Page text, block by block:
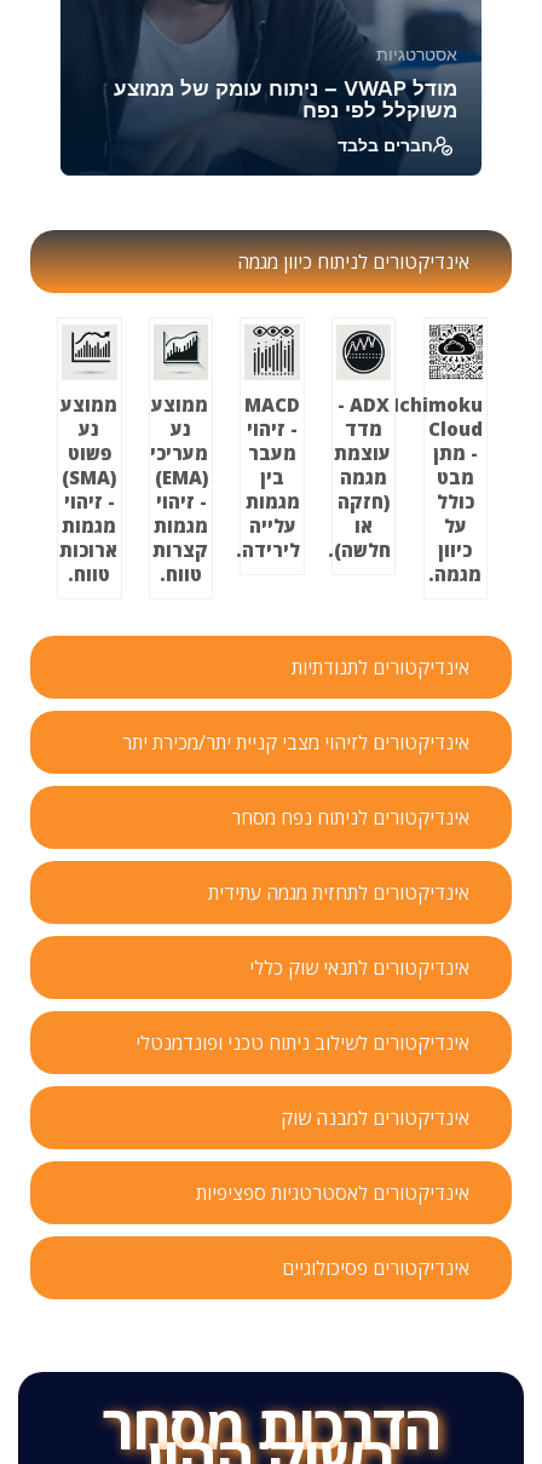
אסטרטגיות
מודל VWAP – ניתוח עומק של ממוצע
משוקלל לפי נפח
חברים בלבד
לזהות א...
אינדיקטורים לניתוח כיוון מגמה
אינדיקטורים לתנודתיות
אינדיקטורים לזיהוי מצבי קניית יתר/מכירת יתר
אינדיקטורים לניתוח נפח מסחר
אינדיקטורים לתחזית מגמה עתידית
אינדיקטורים לתנאי שוק כללי
אינדיקטורים לשילוב ניתוח טכני ופונדמנטלי
אינדיקטורים למבנה שוק
אינדיקטורים לאסטרטגיות ספציפיות
אינדיקטורים פסיכולוגיים
Ichimoku
Cloud
- מתן
מבט
כולל
על
כיוון
מגמה.
ADX -
מדד
עוצמת
מגמה
(חזקה
או
חלשה).
MACD
- זיהוי
מעבר
בין
מגמות
עלייה
לירידה.
ממוצע
נע
מעריכי
(EMA)
- זיהוי
מגמות
קצרות
טווח.
ממוצע
נע
פשוט
(SMA)
- זיהוי
מגמות
ארוכות
טווח.
הדרכות מסחר